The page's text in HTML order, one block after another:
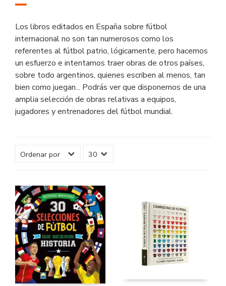
Los libros editados en España sobre fútbol
internacional no son tan numerosos como los
referentes al fútbol patrio, lógicamente, pero hacemos
un esfuerzo e intentamos traer obras de otros países,
sobre todo argentinos, quienes escriben al menos, tan
bien como juegan... Podrás ver que disponemos de una
amplia selección de obras relativas a equipos,
jugadores y entrenadores del fútbol mundial.